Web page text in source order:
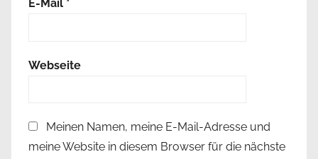
E-Mail *
Webseite
Meinen Namen, meine E-Mail-Adresse und
meine Website in diesem Browser für die nächste